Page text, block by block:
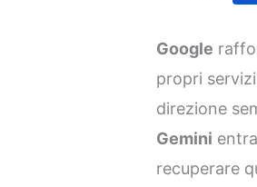
Google
propri
direzione
Gemini
recuperare